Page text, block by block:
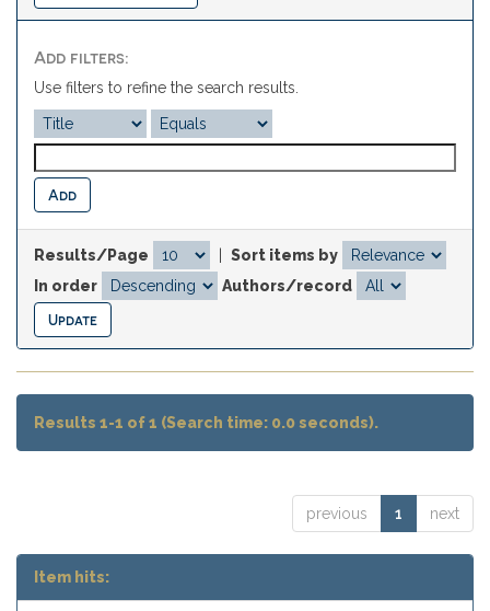
Add filters:
Use filters to refine the search results.
Results/Page
Sort items by
In order
Authors/record
Results 1-1 of 1 (Search time: 0.0 seconds).
previous 1 next
Item hits: